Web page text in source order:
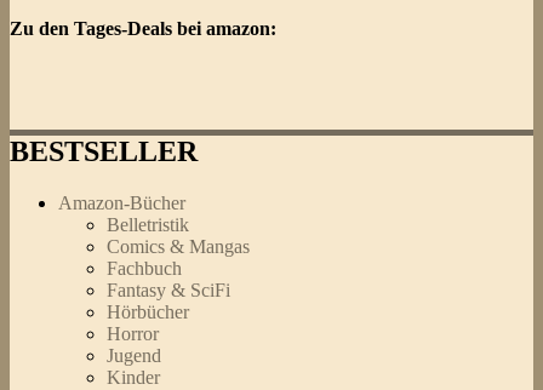
Zu den Tages-Deals bei amazon:
BESTSELLER
Amazon-Bücher
Belletristik
Comics & Mangas
Fachbuch
Fantasy & SciFi
Hörbücher
Horror
Jugend
Kinder